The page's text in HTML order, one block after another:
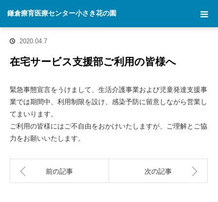
鎌倉療育医療センター小さき花の園
お知らせ
在宅サービス支援部ご利用の皆様へ
2020.04.7
在宅サービス支援部ご利用の皆様へ
緊急事態宣言をうけまして、生活介護事業および児童発達支援事
業では期間中、利用制限を設け、感染予防に留意しながら営業し
てまいります。
ご利用の皆様にはご不自由をおかけいたしますが、ご理解とご協
力をお願いいたします。
前の記事 次の記事